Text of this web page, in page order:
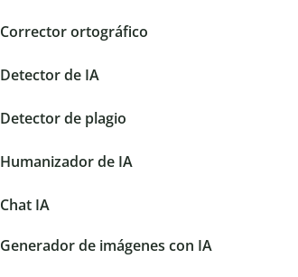
Corrector ortográfico
Detector de IA
Detector de plagio
Humanizador de IA
Chat IA
Generador de imágenes con IA